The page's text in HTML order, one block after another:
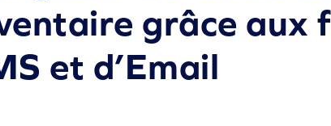
grâce aux
et d’Email